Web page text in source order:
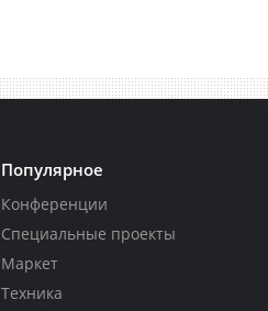
Популярное
Конференции
Специальные проекты
Маркет
Техника